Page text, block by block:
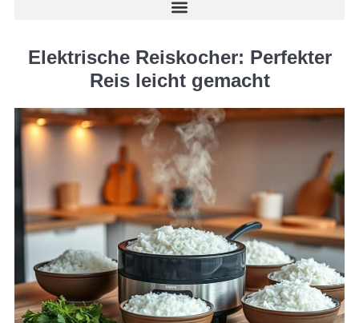
Elektrische Reiskocher: Perfekter
Reis leicht gemacht